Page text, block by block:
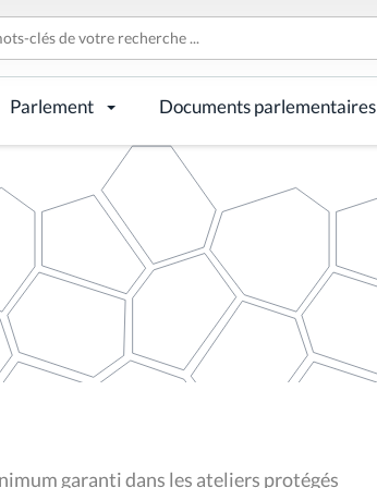
Parlement Documents parlementaires
garanti dans les ateliers protégés